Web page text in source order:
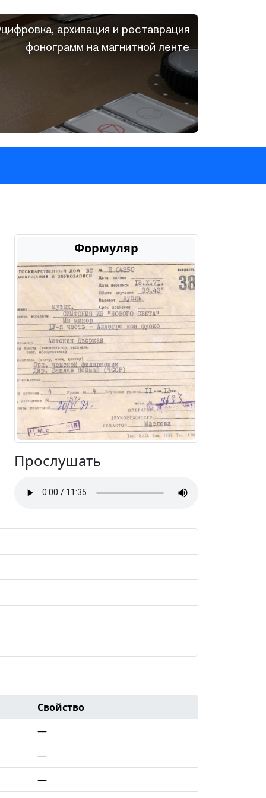
архивация и реставрация
фонограмм на магнитной ленте
Формуляр
Прослушать
Свойство
—
—
—